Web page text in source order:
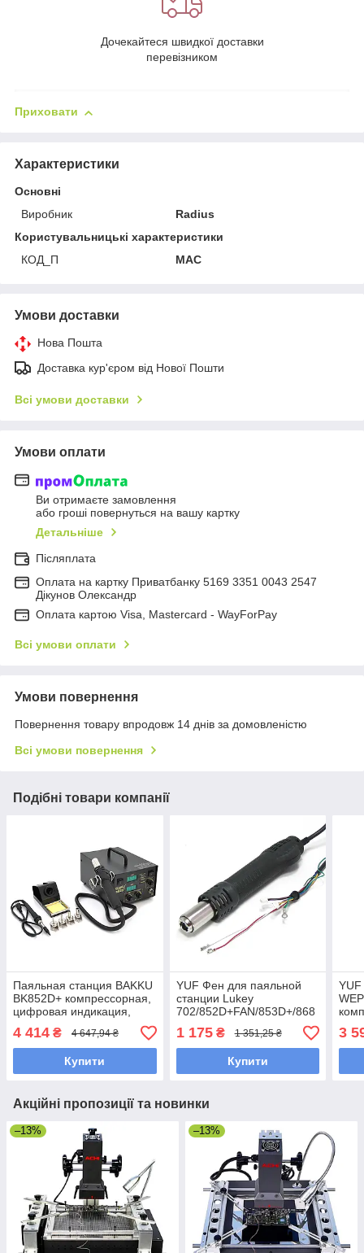
Дочекайтеся швидкої доставки
перевізником
Приховати
Характеристики
Основні
Виробник
Radius
Користувальницькі характеристики
КОД_П
MAC
Умови доставки
Нова Пошта
Доставка кур'єром від Нової Пошти
Всі умови доставки
Умови оплати
Ви отримаєте замовлення
або гроші повернуться на вашу картку
Детальніше
Післяплата
Оплата на картку Приватбанку 5169 3351 0043 2547
Дікунов Олександр
Оплата картою Visa, Mastercard - WayForPay
Всі умови оплати
Умови повернення
Повернення товару впродовж 14 днів за домовленістю
Всі умови повернення
Подібні товари компанії
Паяльная станция BAKKU
BK852D+ компрессорная,
цифровая индикация,
фен, паяльник
(325*275*202) 4,46 кг
4 414 ₴ 4 647,94 ₴
Купити
YUF Фен для паяльной
станции Lukey
702/852D+FAN/853D+/868
1 175₴ 1 351,25 ₴
Купити
3
Акційні пропозиції та новинки
–13% –13%